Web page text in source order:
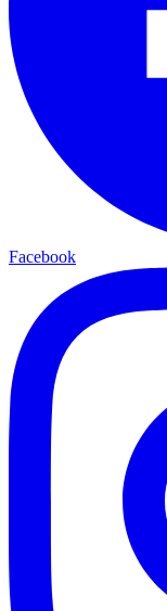
Facebook